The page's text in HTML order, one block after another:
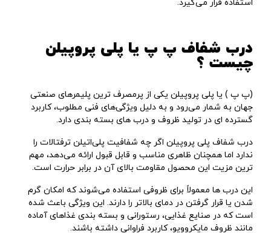
استفاده قرار می‌گیرد.
درب شفاف پ پ یا پلی ‌پروپیلن
چیست ؟
(پ پ ) یا پلی‌ پروپیلن یکی از پرمصرف ‌ترین پلیمرهای صنعتی
جهان به شمار می‌رود و به دلیل ویژگی‌های فنی مطلوب، کاربرد
گسترده‌ ای در تولید ظروف و درب‌ های بسته‌ بندی دارد.
درب شفاف پلی‌ پروپیلن اگر چه شفافیت پلی‌اتیلن ترفتالات را
ندارد اما همچنان ظاهری مناسب و قابل قبول ارائه می‌دهد، مهم‌
ترین مزیت این محصول مقاومت بالای آن در برابر حرارت است.
این درب‌ ها معمولاً برای ظروفی استفاده می‌شوند که امکان گرم
شدن یا قرار گرفتن در دمای بالاتر را دارند. این ویژگی باعث شده
است که در صنایع غذایی، رستورانی و بسته ‌بندی غذاهای آماده
مانند ظروف مایکروویو، کاربرد فراوانی داشته باشند.